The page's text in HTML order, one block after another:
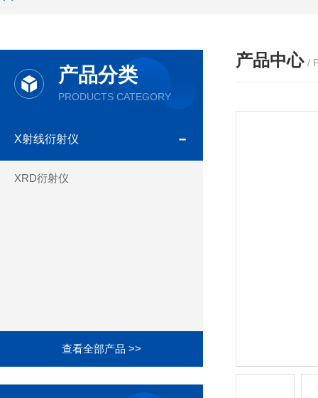
产品分类
PRODUCTS CATEGORY
X射线衍射仪
XRD衍射仪
查看全部产品 >>
产品中心 /